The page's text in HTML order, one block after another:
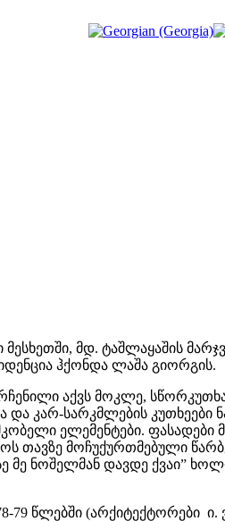
მდ. ტაშლაყაშის
ჰქონდა ლაშა გიორგის.
აქვს მოკლე, სწორკუთხა
კარ-სარკმლების
ელემენტები.
თავზე მოჩუქურთმებული
მე ნოშელმან დავდე ქვაი”
წლებში (არქიტექტორები ი.